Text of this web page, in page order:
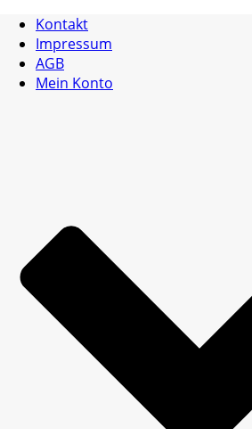
Kontakt
Impressum
AGB
Mein Konto